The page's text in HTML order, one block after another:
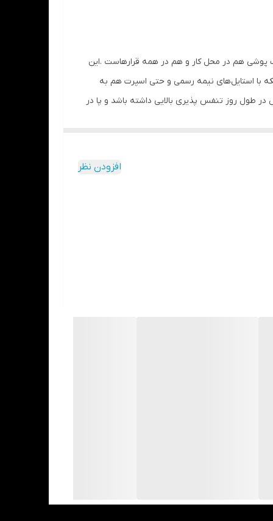
پوشی هم در محل کار و هم در همه قرارهاست .این
با استایل‌های نیمه رسمی و حتی اسپرت هم به
مرغوب است که باعث می‌شود کفش در طول روز تنفس پذیری بالایی داشته باشد و پا در
افزودن نظر